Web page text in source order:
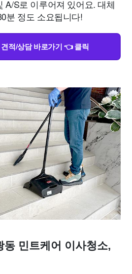
A/S로 이루어져 있어요. 대체
분 정도 소요됩니다!
적/상담 바로가기 👈 클릭
동 민트케어 이사청소,